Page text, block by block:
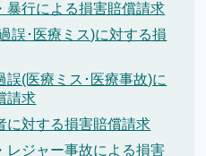
暴行による損害賠償請求
誤･医療ミス)に対する損
誤(医療ミス･医療事故)に
請求
に対する損害賠償請求
レジャー事故による損害